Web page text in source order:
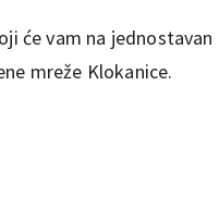
će vam na jednostavan
mreže Klokanice.